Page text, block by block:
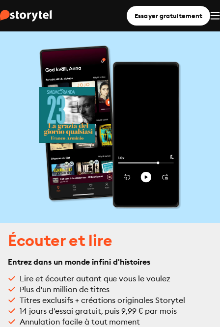
Essayer gratuitement
Écouter et lire
Entrez dans un monde infini d'histoires
Lire et écouter autant que vous le voulez
Plus d'un million de titres
Titres exclusifs + créations originales Storytel
14 jours d'essai gratuit, puis 9,99 € par mois
Annulation facile à tout moment